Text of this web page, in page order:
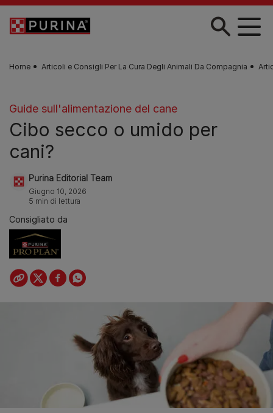
Skip to main content
Home Articoli e Consigli Per La Cura Degli Animali Da Compagnia
Guide sull'alimentazione del cane
Cibo secco o umido per
cani?
Purina Editorial Team
Giugno 10, 2026
5 min di lettura
Consigliato da